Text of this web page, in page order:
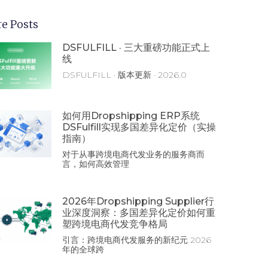
Posts
DSFULFILL · 三大重磅功能正式上
线
DSFULFILL · 版本更新 · 2026.0
如何用Dropshipping ERP系统
DSFulfill实现多国差异化定价（实操
指南）
对于从事跨境电商代发业务的服务商而
言，如何高效管理
2026年Dropshipping Supplier行
业深度洞察：多国差异化定价如何重
塑跨境电商代发竞争格局
引言：跨境电商代发服务的新纪元 2026
年的全球跨